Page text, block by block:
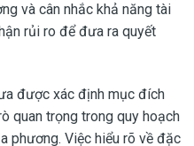
và cân nhắc khả năng tài
rủi ro để đưa ra quyết
được xác định mục đích
quan trọng trong quy hoạch
phương. Việc hiểu rõ về đặc